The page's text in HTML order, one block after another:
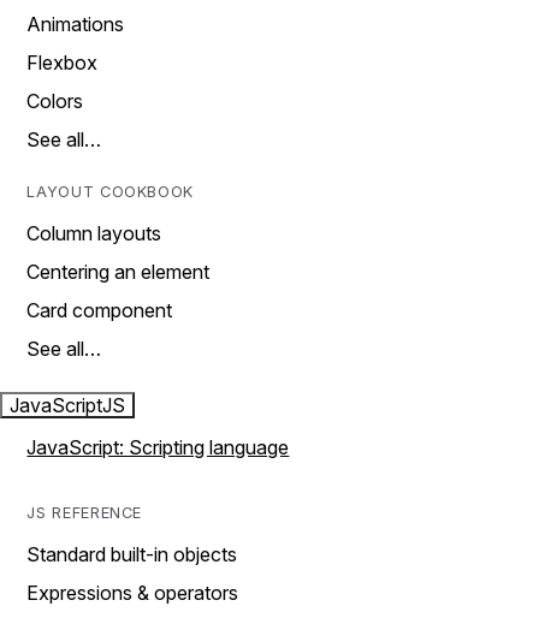
Animations
Flexbox
Colors
See all…
LAYOUT COOKBOOK
Column layouts
Centering an element
Card component
See all…
JavaScriptJS
JavaScript: Scripting language
JS REFERENCE
Standard built-in objects
Expressions & operators